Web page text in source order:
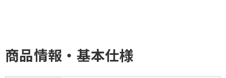
商品情報・基本仕様